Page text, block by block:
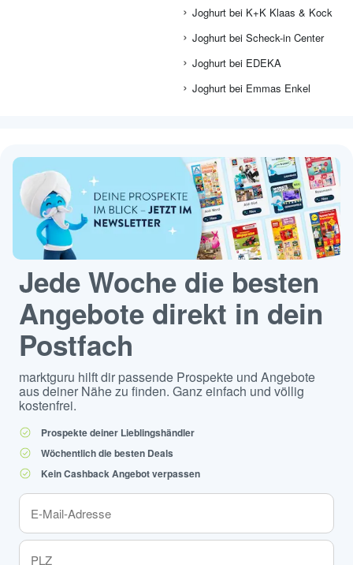
Joghurt bei K+K Klaas & Kock
Joghurt bei Scheck-in Center
Joghurt bei EDEKA
Joghurt bei Emmas Enkel
Jede Woche die besten
Angebote direkt in dein
Postfach
marktguru hilft dir passende Prospekte und Angebote
aus deiner Nähe zu finden. Ganz einfach und völlig
kostenfrei.
Prospekte deiner Lieblingshändler
Wöchentlich die besten Deals
Kein Cashback Angebot verpassen